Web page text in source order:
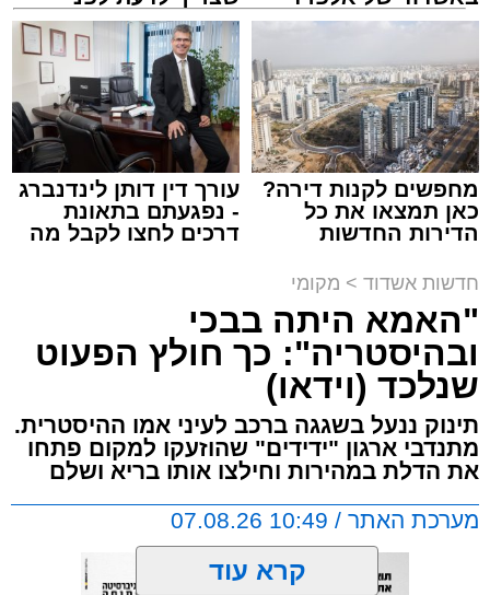
אירוע חמור ומפחיד התרחש בקו 881 בנסיעה
מאשדוד למודיעין, לאחר שוויכוח מילוליות בין הנהג
לאחד הנוסעים הידרדר במהירות לאלימות קשה
שזרעה פאניקה רבה בקרב הנוסעים. הסיפור
והתיעוד פורסמו לראשונה בקבוצות חמ"ל אשדוד.
הנסיעה על אחד הנוסעים, איבד שליטה ובצעד
דרמטי ואלים ניפץ את שמשת האוטובוס.
המעשה האלים גרם להתרסקות זכוכיות ולרגעים
של אימה בתוך כלי הרכב. ילדים רבים ונוסעים
אחרים שהיו על האוטובוס לקו בטראומה, פרצו
בבכי היסטרי ונאלצו לחוות רגעים של חרדה
עמוקה בעיצומה של הנסיעה בכביש.
בעקבות פניות דחופות ודיווחים שהעבירו הנוסעים
המבוהלים למוקדי החירום, כוחות משטרה הוזעקו
לזירה ועצרו את האוטובוס בהמשך המסלול כדי
קריאולנסקי - לילדים
שמגישים הצעה לדירה
באשדוד
מחפשים לקנות דירה?
כאן תמצאו את כל
הדירות החדשות
עורך דין דותן לינדנברג
- נפגעתם בתאונת
דרכים לחצו לקבל מה
חדשות אשדוד > מקומי
"האמא היתה בבכי
ובהיסטריה": כך חולץ הפעוט
שנלכד (וידאו)
תינוק ננעל בשגגה ברכב לעיני אמו ההיסטרית.
מתנדבי ארגון "ידידים" שהוזעקו למקום פתחו
את הדלת במהירות וחילצו אותו בריא ושלם
מערכת האתר / 10:49 07.08.26
קרא עוד